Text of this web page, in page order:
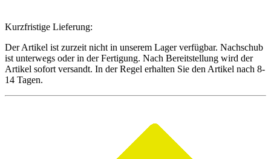
Kurzfristige Lieferung:
Der Artikel ist zurzeit nicht in unserem Lager verfügbar. Nachschub
ist unterwegs oder in der Fertigung. Nach Bereitstellung wird der
Artikel sofort versandt. In der Regel erhalten Sie den Artikel nach 8-
14 Tagen.